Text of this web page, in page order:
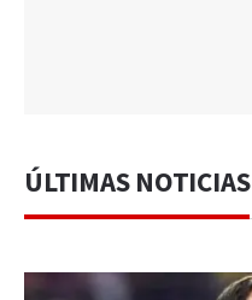
ÚLTIMAS NOTICIAS